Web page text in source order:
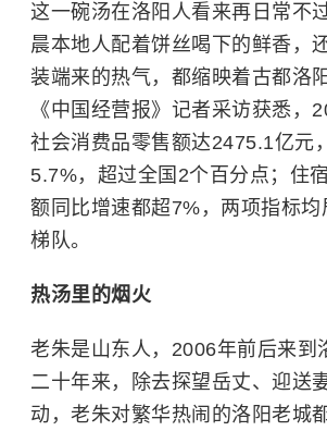
这一碗汤在洛阳人看来再日常不
晨本地人配着饼丝喝下的鲜香，
装端来的热气，都缩映着古都洛
《中国经营报》记者采访获悉，
社会消费品零售额达2475.1亿元
5.7%，超过全国2个百分点；住
额同比增速都超7%，两项指标
梯队。
热汤里的烟火
老朱是山东人，2006年前后来到
二十年来，除去探望岳丈、迎送
动，老朱对繁华热闹的洛阳老城